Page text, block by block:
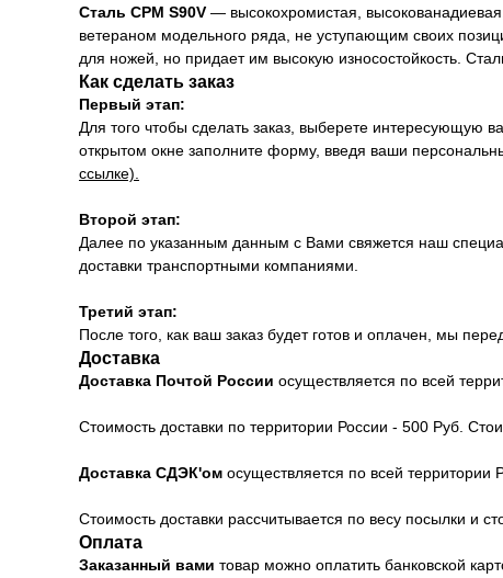
Сталь CPM S90V — высокохромистая,
ветераном модельного ряда, не уступающим своих
для ножей, но придает им высокую износостойкость.
Как сделать заказ
Первый этап:
Для того чтобы сделать заказ, выберете интересующую
открытом окне заполните форму, введя ваши
ссылке).
Второй этап:
Далее по указанным данным с Вами свяжется наш
доставки транспортными компаниями.
Третий этап:
После того, как ваш заказ будет готов и оплачен, мы
Доставка
Доставка Почтой России осуществляется по всей
Стоимость доставки по территории России - 500 Руб.
Доставка СДЭК'ом осуществляется по всей
Стоимость доставки рассчитывается по весу посылки и
Оплата
Заказанный вами товар можно оплатить банковской